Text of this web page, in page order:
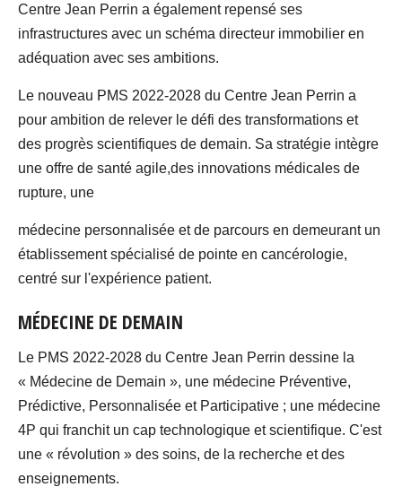
Centre Jean Perrin a également repensé ses
infrastructures avec un schéma directeur immobilier en
adéquation avec ses ambitions.
Le nouveau PMS 2022-2028 du Centre Jean Perrin a
pour ambition de relever le défi des transformations et
des progrès scientifiques de demain. Sa stratégie intègre
une offre de santé agile,des innovations médicales de
rupture, une
médecine personnalisée et de parcours en demeurant un
établissement spécialisé de pointe en cancérologie,
centré sur l'expérience patient.
MÉDECINE DE DEMAIN
Le PMS 2022-2028 du Centre Jean Perrin dessine la
« Médecine de Demain », une médecine Préventive,
Prédictive, Personnalisée et Participative ; une médecine
4P qui franchit un cap technologique et scientifique. C'est
une « révolution » des soins, de la recherche et des
enseignements.